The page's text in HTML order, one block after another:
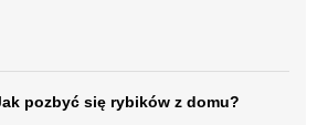
pozbyć się rybików z domu?